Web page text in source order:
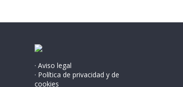
· Aviso legal
· Política de privacidad y de
cookies